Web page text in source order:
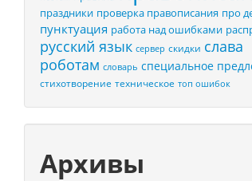
праздники проверка правописания про
пунктуация работа над ошибками
русский язык сервер скидки слава
роботам словарь специальное
стихотворение техническое топ ошибок
Архивы